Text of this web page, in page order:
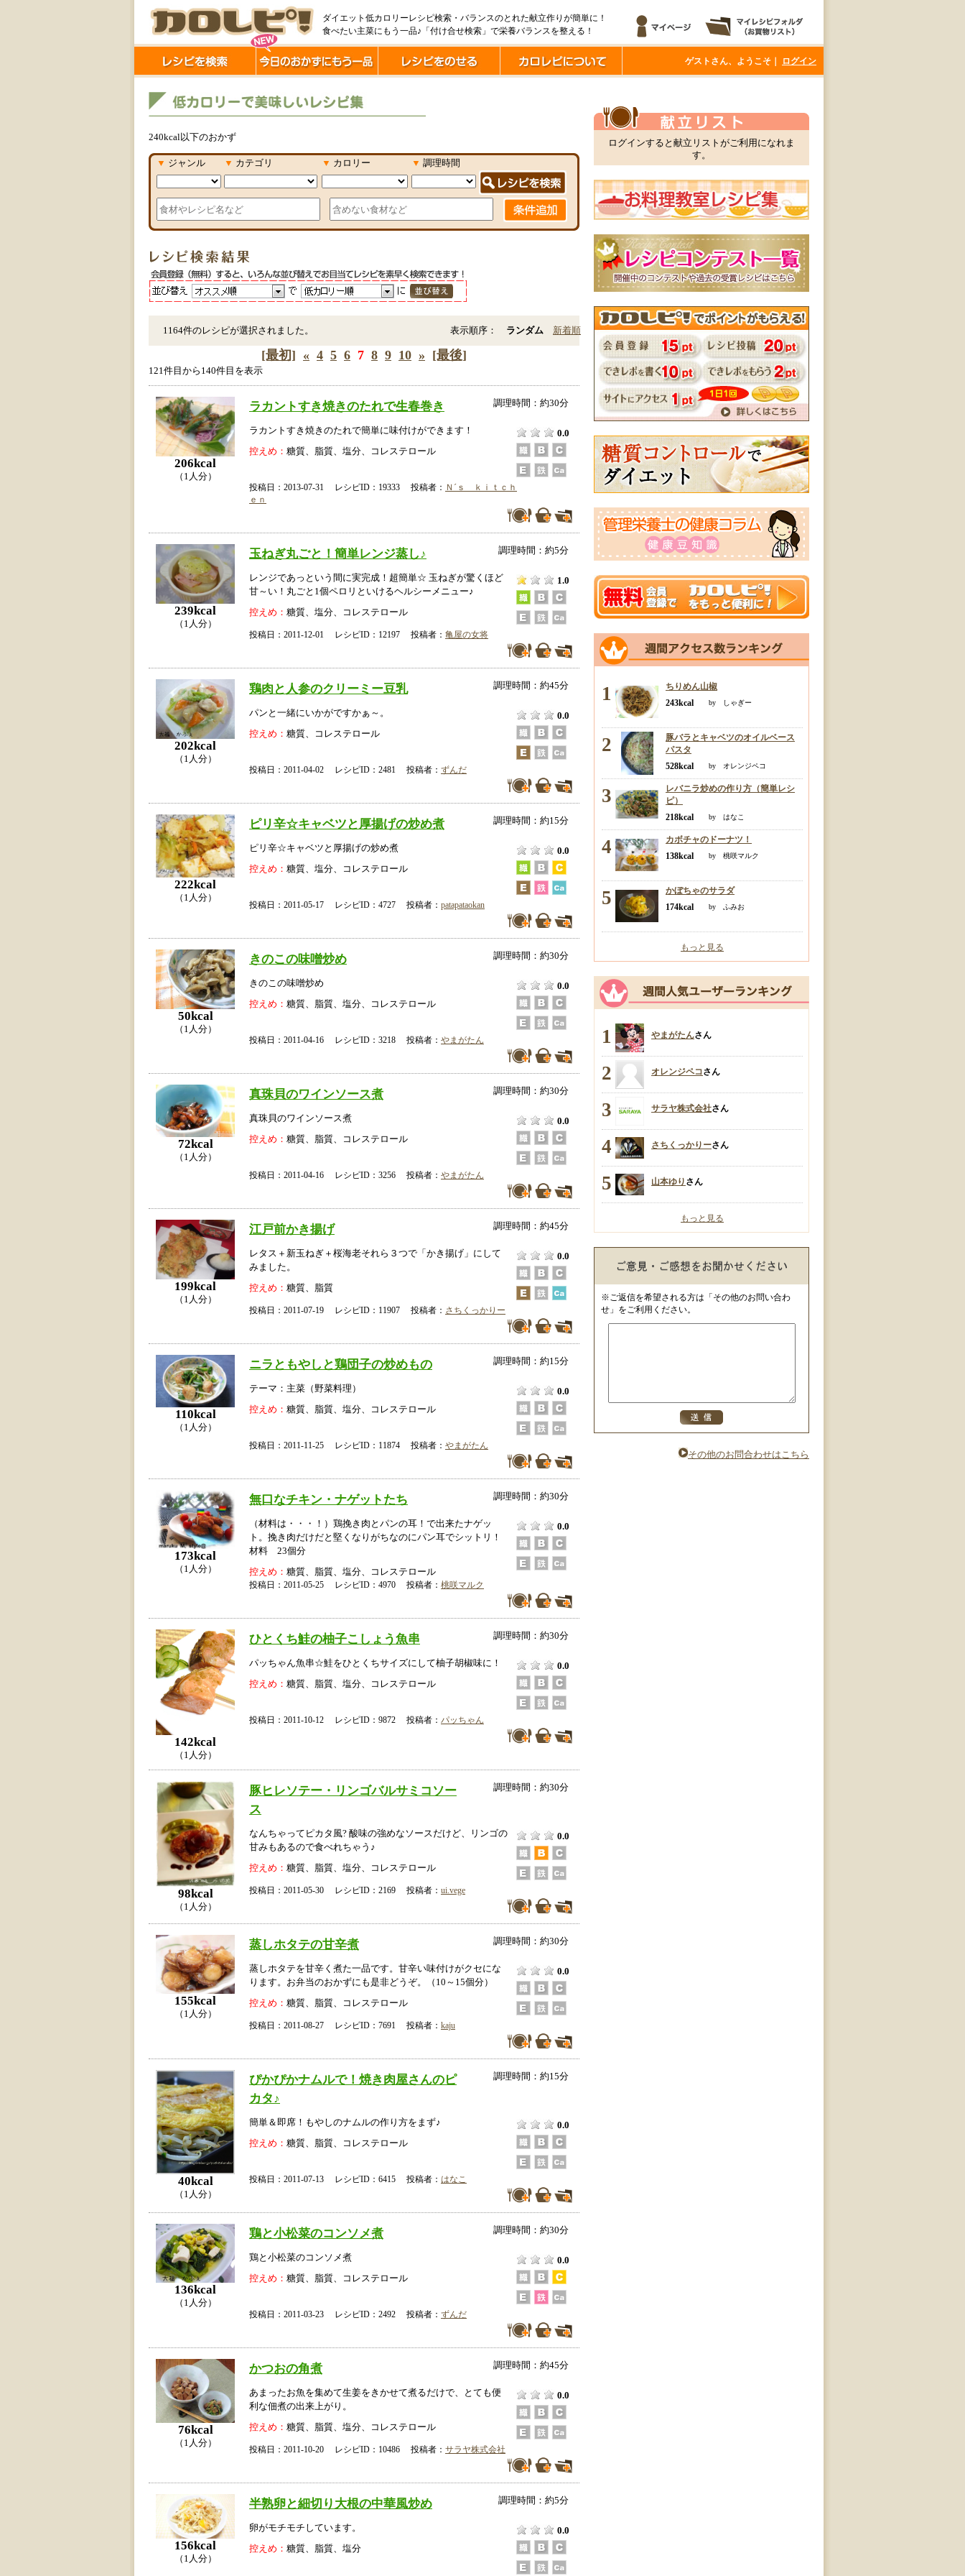
ダイエット低カロリーレシピ検索・バランスのとれた献立作りが簡単に！
食べたい主菜にもう一品♪「付け合せ検索」で栄養バランスを整える！
ゲストさん、ようこそ｜ ログイン
240kcal以下のおかず
▼ ジャンル ▼ カテゴリ ▼ カロリー ▼ 調理時間
1164件のレシピが選択されました。 表示順序： ランダム 新着順
[最初] « 4 5 6 7 8 9 10 » [最後]
121件目から140件目を表示
206kcal
（1人分）
ラカントすき焼きのたれで生春巻き 調理時間：約30分
ラカントすき焼きのたれで簡単に味付けができます！
0.0
控えめ： 糖質、脂質、塩分、コレステロール
投稿日：2013-07-31 レシピID：19333 投稿者：
Ｎ´ｓ ｋｉｔｃｈ
ｅｎ
239kcal
（1人分）
玉ねぎ丸ごと！簡単レンジ蒸し♪ 調理時間：約5分
レンジであっという間に実完成！超簡単☆ 玉ねぎが驚くほど
甘～い！丸ごと1個ペロリといけるヘルシーメニュー♪
1.0
控えめ： 糖質、塩分、コレステロール
投稿日：2011-12-01 レシピID：12197 投稿者： 亀屋の女将
202kcal
（1人分）
鶏肉と人参のクリーミー豆乳 調理時間：約45分
パンと一緒にいかがですかぁ～。
0.0
控えめ： 糖質、コレステロール
投稿日：2011-04-02 レシピID：2481 投稿者： ずんだ
222kcal
（1人分）
ピリ辛☆キャベツと厚揚げの炒め煮 調理時間：約15分
ピリ辛☆キャベツと厚揚げの炒め煮
0.0
控えめ： 糖質、塩分、コレステロール
投稿日：2011-05-17 レシピID：4727 投稿者： patapataokan
50kcal
（1人分）
きのこの味噌炒め 調理時間：約30分
きのこの味噌炒め
0.0
控えめ： 糖質、脂質、塩分、コレステロール
投稿日：2011-04-16 レシピID：3218 投稿者： やまがたん
72kcal
（1人分）
真珠貝のワインソース煮 調理時間：約30分
真珠貝のワインソース煮
0.0
控えめ： 糖質、脂質、コレステロール
投稿日：2011-04-16 レシピID：3256 投稿者： やまがたん
199kcal
（1人分）
江戸前かき揚げ 調理時間：約45分
レタス＋新玉ねぎ＋桜海老それら３つで「かき揚げ」にして
みました。
0.0
控えめ： 糖質、脂質
投稿日：2011-07-19 レシピID：11907 投稿者： さちくっかりー
110kcal
（1人分）
ニラともやしと鶏団子の炒めもの 調理時間：約15分
テーマ：主菜（野菜料理）
0.0
控えめ： 糖質、脂質、塩分、コレステロール
投稿日：2011-11-25 レシピID：11874 投稿者： やまがたん
173kcal
（1人分）
無口なチキン・ナゲットたち 調理時間：約30分
（材料は・・・！）鶏挽き肉とパンの耳！で出来たナゲッ
ト。挽き肉だけだと堅くなりがちなのにパン耳でシットリ！
材料 23個分
0.0
控えめ： 糖質、脂質、塩分、コレステロール
投稿日：2011-05-25 レシピID：4970 投稿者： 桃咲マルク
142kcal
（1人分）
ひとくち鮭の柚子こしょう魚串 調理時間：約30分
パッちゃん魚串☆鮭をひとくちサイズにして柚子胡椒味に！
0.0
控えめ： 糖質、脂質、塩分、コレステロール
投稿日：2011-10-12 レシピID：9872 投稿者： パッちゃん
98kcal
（1人分）
豚ヒレソテー・リンゴバルサミコソー
ス
調理時間：約30分
なんちゃってピカタ風? 酸味の強めなソースだけど、リンゴの
甘みもあるので食べれちゃう♪
0.0
控えめ： 糖質、脂質、塩分、コレステロール
投稿日：2011-05-30 レシピID：2169 投稿者： ui.vege
155kcal
（1人分）
蒸しホタテの甘辛煮 調理時間：約30分
蒸しホタテを甘辛く煮た一品です。甘辛い味付けがクセにな
ります。お弁当のおかずにも是非どうぞ。（10～15個分）
0.0
控えめ： 糖質、脂質、コレステロール
投稿日：2011-08-27 レシピID：7691 投稿者： kaju
40kcal
（1人分）
ぴかぴかナムルで！焼き肉屋さんのピ
カタ♪
調理時間：約15分
簡単＆即席！もやしのナムルの作り方をまず♪
0.0
控えめ： 糖質、脂質、コレステロール
投稿日：2011-07-13 レシピID：6415 投稿者： はなこ
136kcal
（1人分）
鶏と小松菜のコンソメ煮 調理時間：約30分
鶏と小松菜のコンソメ煮
0.0
控えめ： 糖質、脂質、コレステロール
投稿日：2011-03-23 レシピID：2492 投稿者： ずんだ
76kcal
（1人分）
かつおの角煮 調理時間：約45分
あまったお魚を集めて生姜をきかせて煮るだけで、とても便
利な佃煮の出来上がり。
0.0
控えめ： 糖質、脂質、塩分、コレステロール
投稿日：2011-10-20 レシピID：10486 投稿者： サラヤ株式会社
156kcal
（1人分）
半熟卵と細切り大根の中華風炒め 調理時間：約5分
卵がモチモチしています。
0.0
控えめ： 糖質、脂質、塩分
ログインすると献立リストがご利用になれま
す。
1
ちりめん山椒
243kcal
by しゃぎー
2
豚バラとキャベツのオイルベース
パスタ
528kcal
by オレンジペコ
3
レバニラ炒めの作り方（簡単レシ
ピ）
218kcal
by はなこ
4
カボチャのドーナツ！
138kcal
by 桃咲マルク
5
かぼちゃのサラダ
174kcal
by ふみお
もっと見る
1 やまがたんさん
2 オレンジペコさん
3 サラヤ株式会社さん
4 さちくっかりーさん
5 山本ゆり さん
もっと見る
※ご返信を希望される方は「その他のお問い合わ
せ」をご利用ください。
その他のお問合わせはこちら